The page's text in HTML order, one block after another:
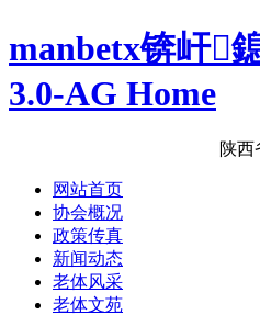
manbetx锛屽
3.0-AG Home
陕西
网站首页
协会概况
政策传真
新闻动态
老体风采
老体文苑